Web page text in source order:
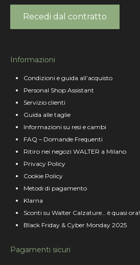
Recedi dal contratto
Informazioni
Condizioni e guida all’acquisto
Personal Shop Assistant
Servizio clienti
Guida alle taglie
Informazioni su resi e cambi
FAQ – Domande Frequenti
Ritiro nei negozi WALTER a Milano
Privacy Policy
Cookie Policy
Metodi di pagamento
Klarna
Sconti su Walter Calzature… è quasi ora!
Black Friday & Cyber Monday 2025
Pagamenti sicuri